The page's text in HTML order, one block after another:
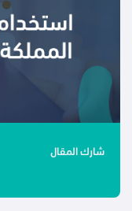
شارك المقال